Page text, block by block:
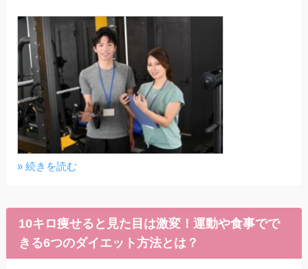
» 続きを読む
10キロ痩せると見た目は激変！運動や食事でで
きる6つのダイエット方法とは？